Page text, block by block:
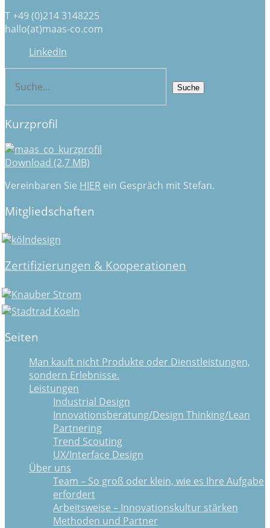
T +49 (0)214 3148225
hallo(at)maas-co.com
LinkedIn
Kurzprofil
Download (2,7 MB)
Vereinbaren Sie HIER ein Gespräch mit Stefan.
Mitgliedschaften
Zertifizierungen & Kooperationen
Seiten
Man kauft nicht Produkte oder Dienstleistungen,
sondern Erlebnisse.
Leistungen
Industrial Design
Innovationsberatung/Design Thinking/Lean
Partnering
Trend Scouting
UX/Interface Design
Über uns
Team – So groß oder klein, wie es Ihre Aufgabe
erfordert
Arbeitsweise – Innovationskultur stärken
Methoden und Partner